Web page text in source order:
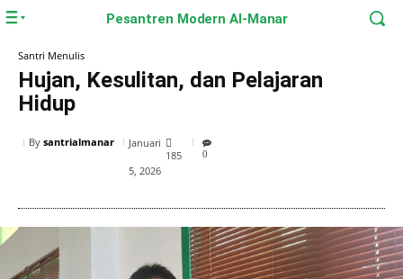
Pesantren Modern Al-Manar
Santri Menulis
Hujan, Kesulitan, dan Pelajaran
Hidup
By santrialmanar Januari
5, 2026
185 0